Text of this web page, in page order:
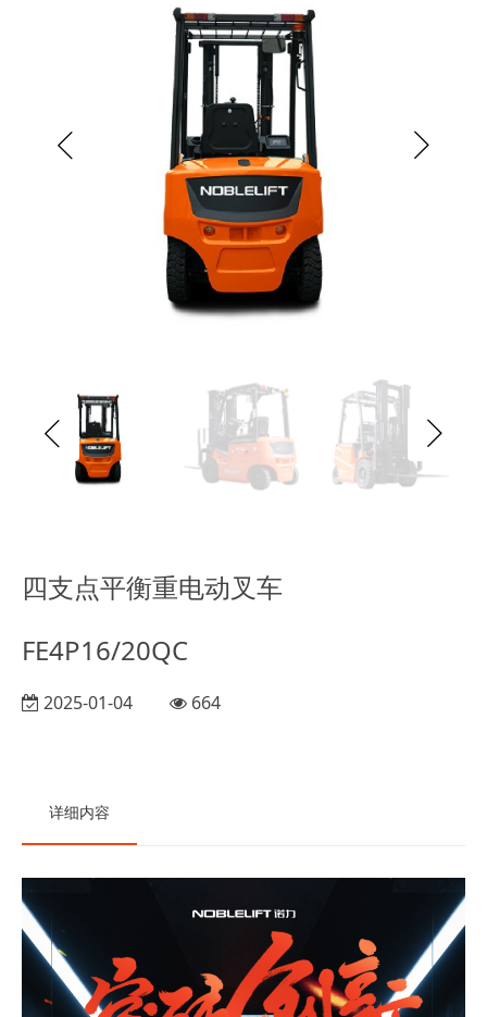
四支点平衡重电动叉车
FE4P16/20QC
2025-01-04 664
详细内容